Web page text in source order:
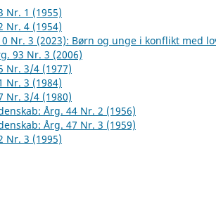
Nr. 1 (1955)
Nr. 4 (1954)
Nr. 3 (2023): Børn og unge i konflikt med
93 Nr. 3 (2006)
Nr. 3/4 (1977)
Nr. 3 (1984)
Nr. 3/4 (1980)
Årg. 44 Nr. 2 (1956)
Årg. 47 Nr. 3 (1959)
Nr. 3 (1995)